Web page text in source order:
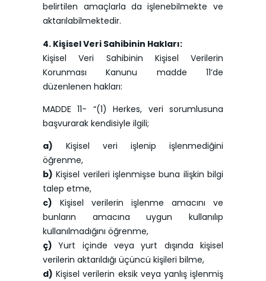
belirtilen amaçlarla da işlenebilmekte ve
aktarılabilmektedir.
4. Kişisel Veri Sahibinin Hakları:
Kişisel Veri Sahibinin Kişisel Verilerin
Korunması Kanunu madde 11’de
düzenlenen hakları:
MADDE 11- “(1) Herkes, veri sorumlusuna
başvurarak kendisiyle ilgili;
a) Kişisel veri işlenip işlenmediğini
öğrenme,
b) Kişisel verileri işlenmişse buna ilişkin bilgi
talep etme,
c) Kişisel verilerin işlenme amacını ve
bunların amacına uygun kullanılıp
kullanılmadığını öğrenme,
ç)Yurt içinde veya yurt dışında kişisel
verilerin aktarıldığı üçüncü kişileri bilme,
d) Kişisel verilerin eksik veya yanlış işlenmiş